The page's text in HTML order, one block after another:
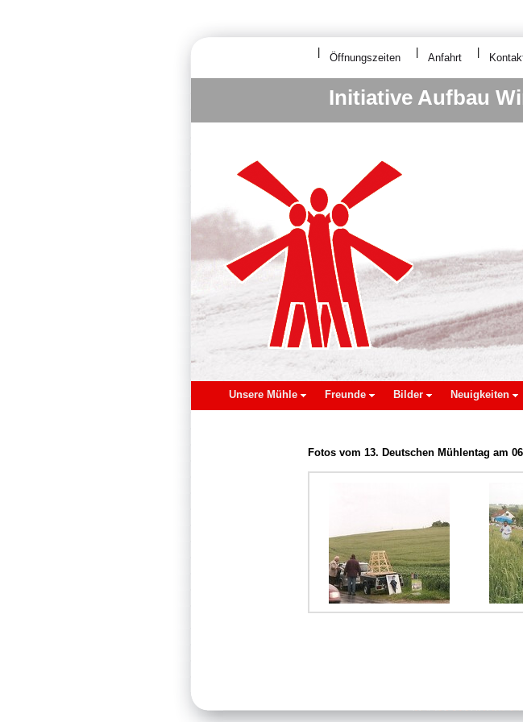
Anfahrt
Öffnungszeiten
Initiative Aufbau
Unsere Mühle Freunde Bilder Neuigkeiten
Fotos vom 13. Deutschen Mühlentag am